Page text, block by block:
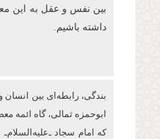
بین نفس و عقل به این
داشته باشیم.
بندگی، رابطه‌ای بین انسان
ابو‌حمزه ثمالی، گاه ائمه
كه امام سجاد